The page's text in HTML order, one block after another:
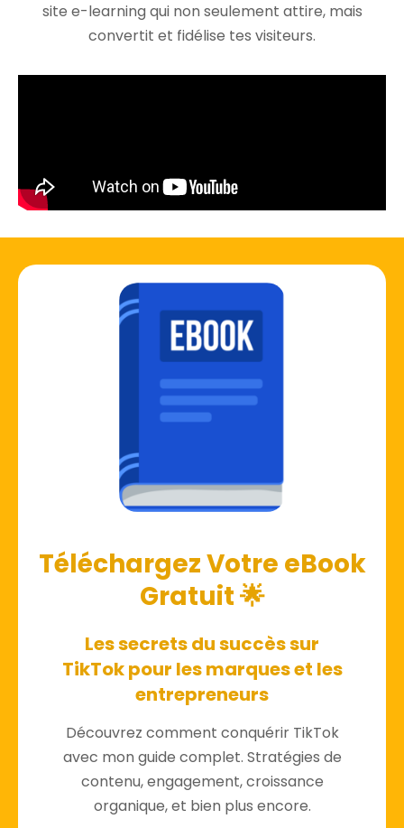
site e-learning qui non seulement attire, mais
convertit et fidélise tes visiteurs.
Téléchargez Votre eBook
Gratuit 🌟
Les secrets du succès sur
TikTok pour les marques et les
entrepreneurs
Découvrez comment conquérir TikTok
avec mon guide complet. Stratégies de
contenu, engagement, croissance
organique, et bien plus encore.